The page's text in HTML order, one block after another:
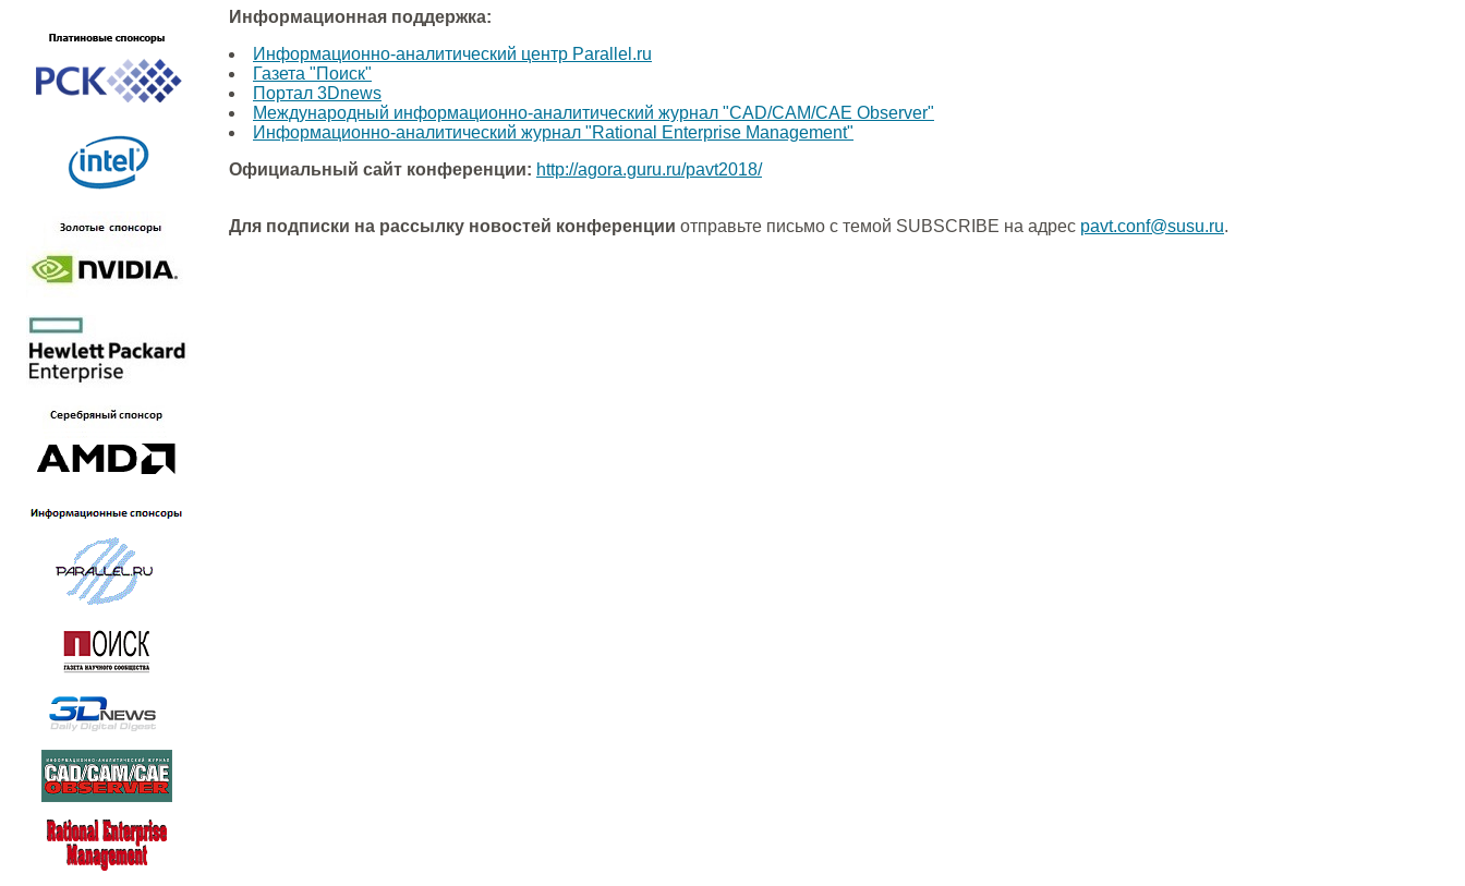
Информационная поддержка:
Информационно-аналитический центр Parallel.ru
Газета "Поиск"
Портал 3Dnews
Международный информационно-аналитический журнал "CAD/CAM/CAE Observer"
Информационно-аналитический журнал "Rational Enterprise Management"
Официальный сайт конференции: http://agora.guru.ru/pavt2018/
Для подписки на рассылку новостей конференции отправьте письмо с темой SUBSCRIBE на адрес pavt.conf@susu.ru.